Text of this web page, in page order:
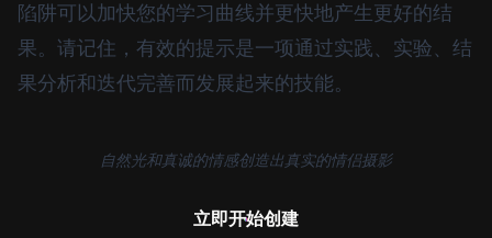
陷阱可以加快您的学习曲线并更快地产生更好的结
果。请记住，有效的提示是一项通过实践、实验、结
果分析和迭代完善而发展起来的技能。
自然光和真诚的情感创造出真实的情侣摄影
立即开始创建